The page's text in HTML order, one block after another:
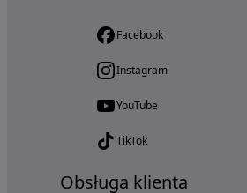
Facebook
Instagram
YouTube
TikTok
Obsługa klienta